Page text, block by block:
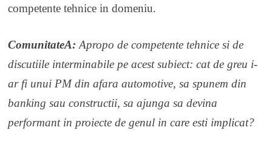
competente tehnice in domeniu.
ComunitateA: Apropo de competente tehnice si de
discutiile interminabile pe acest subiect: cat de greu i-
ar fi unui PM din afara automotive, sa spunem din
banking sau constructii, sa ajunga sa devina
performant in proiecte de genul in care esti implicat?